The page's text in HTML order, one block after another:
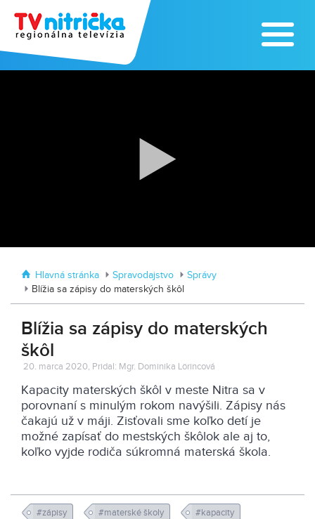
Traktormánia 2025 s pozvánkou
Hlavná stránka Spravodajstvo
Správy
Blížia sa zápisy do materských škôl
Blížia sa zápisy do materských
škôl
20. marca 2020, Pridal: Mgr. Dominika Lörincová
Kapacity materských škôl v meste Nitra sa v
porovnaní s minulým rokom navýšili. Zápisy nás
čakajú už v máji. Zisťovali sme koľko detí je
možné zapísať do mestských škôlok ale aj to,
koľko vyjde rodiča súkromná materská škola.
#zápisy #materské školy #kapacity